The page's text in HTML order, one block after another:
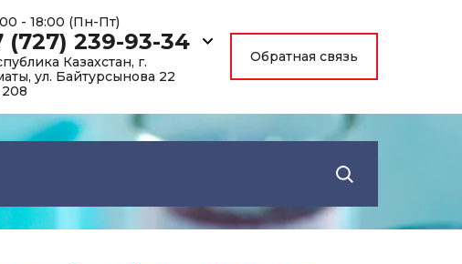
- 18:00 (Пн-Пт)
(727) 239-93-34
Казахстан, г.
ул. Байтурсынова 22
Обратная связь